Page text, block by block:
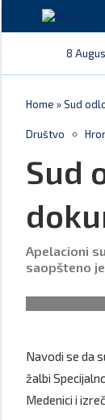
8
Home »Sud
Društvo
Sud
Apelacioni
saopšteno
Navodi se da
žalbi
Medenici i